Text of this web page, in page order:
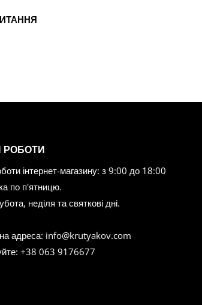
РОБОТИ
інтернет-магазину: з 9:00 до 18:00
по п'ятницю.
неділя та святкові дні.
адреса: info@krutyakov.com
+38 063 9176677